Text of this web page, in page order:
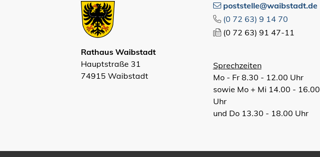
Rathaus Waibstadt
Hauptstraße 31
74915 Waibstadt
poststelle@waibstadt.de
(0 72 63) 9 14 70
(0 72 63) 91 47-11
Sprechzeiten
Mo - Fr 8.30 - 12.00 Uhr
sowie Mo + Mi 14.00 - 16.00
Uhr
und Do 13.30 - 18.00 Uhr